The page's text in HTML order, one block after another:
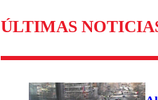
ÚLTIMAS